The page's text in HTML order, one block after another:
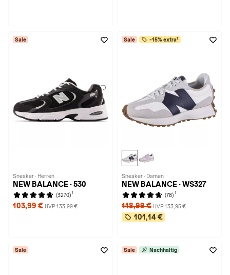
Sale
Sneaker · Herren
NEW BALANCE · 530
(3270) 1
103,99 € UVP 133,99 €
Sale -15% extra²
Sneaker · Damen
NEW BALANCE · WS327
(78) 1
118,99 € UVP 133,95 €
101,14 €
Sale Sale Nachhaltig